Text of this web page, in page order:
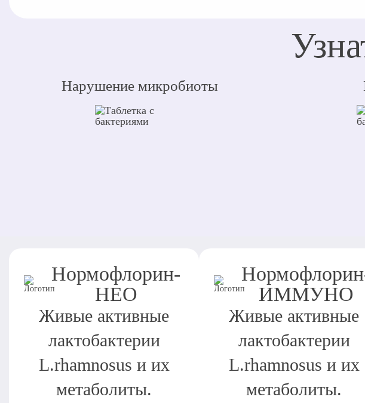
Нарушение микробиоты
Нормофлорин-
НЕО
Живые активные
лактобактерии
L.rhamnosus и их
метаболиты.
ИММУНО
Живые активные
лактобактерии
L.rhamnosus и их
метаболиты.